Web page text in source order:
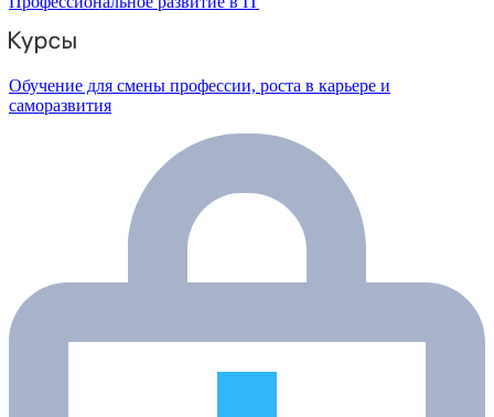
Обучение для смены профессии, роста в карьере и
саморазвития